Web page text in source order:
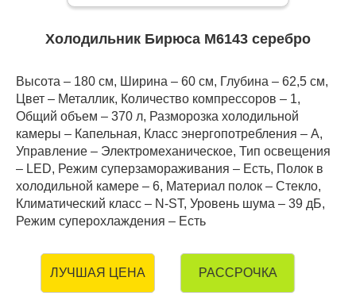
Холодильник Бирюса M6143 серебро
Высота – 180 см, Ширина – 60 см, Глубина – 62,5 см,
Цвет – Металлик, Количество компрессоров – 1,
Общий объем – 370 л, Разморозка холодильной
камеры – Капельная, Класс энергопотребления – А,
Управление – Электромеханическое, Тип освещения
– LED, Режим суперзамораживания – Есть, Полок в
холодильной камере – 6, Материал полок – Стекло,
Климатический класс – N-ST, Уровень шума – 39 дБ,
Режим суперохлаждения – Есть
ЛУЧШАЯ ЦЕНА РАССРОЧКА